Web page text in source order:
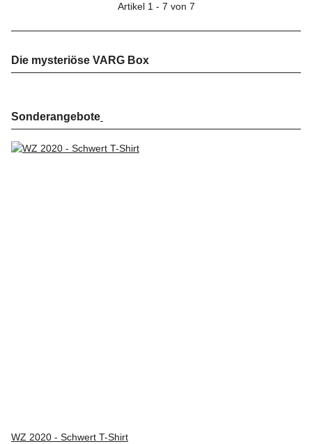
Artikel 1 - 7 von 7
Die mysteriöse VARG Box
Sonderangebote
WZ 2020 - Schwert T-Shirt